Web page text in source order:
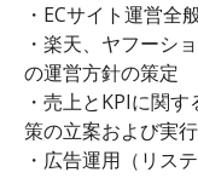
・ECサイト運営全
・楽天、ヤフーシ
の運営方針の策定
・売上とKPIに関
策の立案および実行
・広告運用（リス